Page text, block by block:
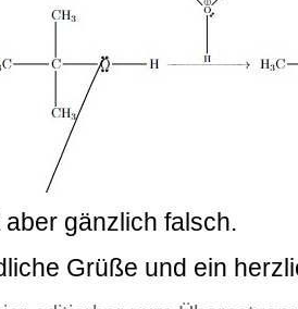
aber gänzlich falsch.
Grüße und ein